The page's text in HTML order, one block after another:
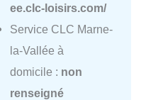
ee.clc-loisirs.com/
Service CLC Marne-
la-Vallée à
domicile : non
renseigné